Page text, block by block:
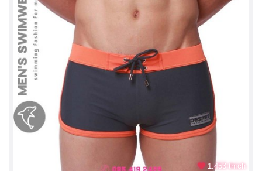
1.453 thích